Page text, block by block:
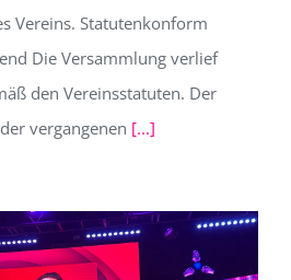
Vereins. Statutenkonform
Die Versammlung verlief
den Vereinsstatuten. Der
vergangenen [...]